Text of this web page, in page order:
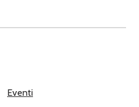
Eventi